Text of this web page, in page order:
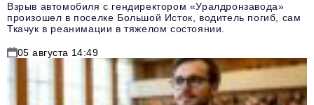
Взрыв автомобиля с гендиректором «Уралдронзавода»
произошел в поселке Большой Исток, водитель погиб, сам
Ткачук в реанимации в тяжелом состоянии.
05 августа 14:49